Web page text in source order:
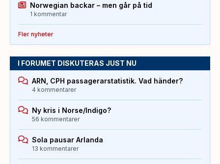
Norwegian backar – men går på tid
1 kommentar
Fler nyheter
I FORUMET DISKUTERAS JUST NU
ARN, CPH passagerarstatistik. Vad händer?
4 kommentarer
Ny kris i Norse/Indigo?
56 kommentarer
Sola pausar Arlanda
13 kommentarer